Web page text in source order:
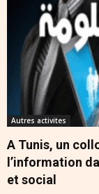
Autres activites
A Tunis, un
l’information
et social